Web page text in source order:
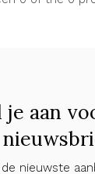
je aan
nieuwste